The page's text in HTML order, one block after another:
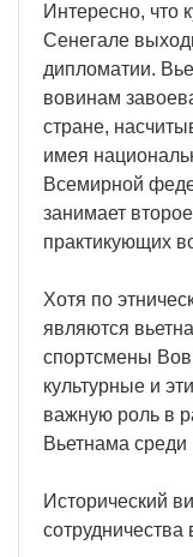
Интересно, что
Сенегале
дипломатии.
вовинам
стране,
имея
Всемирной
занимает
практикующих
Хотя по
являются
спортсмены
культурные и
важную роль в
Вьетнама среди
Исторический
сотрудничества